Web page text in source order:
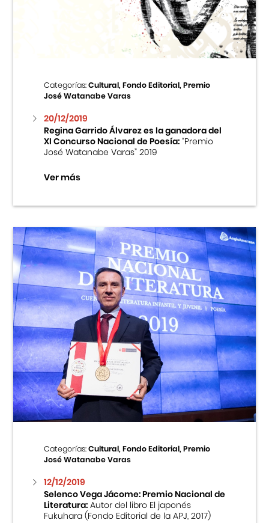
Centro Cultural Peruano Japonés
Museo de la Inmigración Japonesa
Teatro Peruano Japonés
Categorías:Cultural, Fondo Editorial, Premio
José Watanabe Varas
20/12/2019
Regina Garrido Álvarez es la ganadora del
XI Concurso Nacional de Poesía:“Premio
José Watanabe Varas” 2019
Ver más
Categorías:Cultural, Fondo Editorial, Premio
José Watanabe Varas
12/12/2019
Selenco Vega Jácome: Premio Nacional de
Literatura:Autor del libro El japonés
Fukuhara (Fondo Editorial de la APJ, 2017)